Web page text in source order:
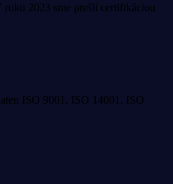
2023 sme prešli certifikáciou
ISO 9001, ISO 14001, ISO